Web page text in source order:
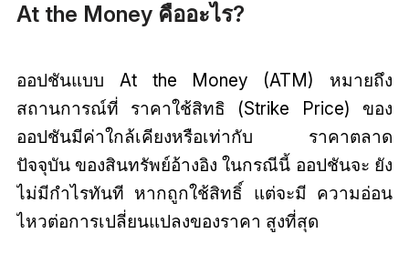
At the Money คืออะไร?
ออปชันแบบ At the Money (ATM) หมายถึง
สถานการณ์ที่ ราคาใช้สิทธิ (Strike Price) ของ
ออปชันมีค่าใกล้เคียงหรือเท่ากับ ราคาตลาด
ปัจจุบัน ของสินทรัพย์อ้างอิง ในกรณีนี้ ออปชันจะ ยัง
ไม่มีกำไรทันที หากถูกใช้สิทธิ์ แต่จะมี ความอ่อน
ไหวต่อการเปลี่ยนแปลงของราคา สูงที่สุด